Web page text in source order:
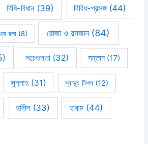
বিধি-বিধান (39) বিবিধ-প্রসঙ্গ(44)
বলা(8) রোজা ও রমজান (84)
সচেতনতা(32) সন্তান(17)
সুন্নাহ (31) স্বাস্থ্য টিপস (12)
হাদীস(33) হারাম (44)